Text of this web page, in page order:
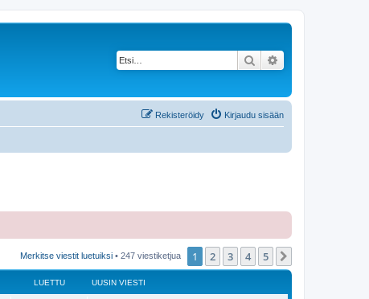
Etsi
Kirjaudu sisään
Rekisteröidy
Merkitse viestit luetuiksi • 247 viestiketjua 1 2 3 4 5
LUETTU UUSIN VIESTI